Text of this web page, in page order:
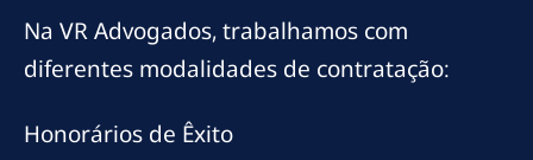
Na VR Advogados, trabalhamos com
diferentes modalidades de contratação:
Honorários de Êxito